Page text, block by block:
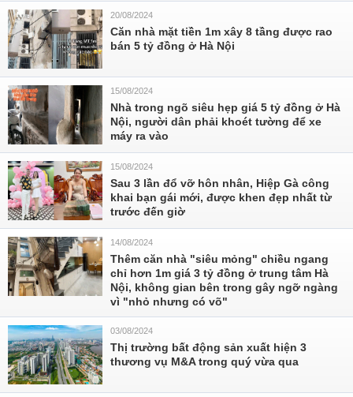
20/08/2024
Căn nhà mặt tiền 1m xây 8 tầng được rao
bán 5 tỷ đồng ở Hà Nội
15/08/2024
Nhà trong ngõ siêu hẹp giá 5 tỷ đồng ở Hà
Nội, người dân phải khoét tường để xe
máy ra vào
15/08/2024
Sau 3 lần đổ vỡ hôn nhân, Hiệp Gà công
khai bạn gái mới, được khen đẹp nhất từ
trước đến giờ
14/08/2024
Thêm căn nhà "siêu mỏng" chiều ngang
chỉ hơn 1m giá 3 tỷ đồng ở trung tâm Hà
Nội, không gian bên trong gây ngỡ ngàng
vì "nhỏ nhưng có võ"
03/08/2024
Thị trường bất động sản xuất hiện 3
thương vụ M&A trong quý vừa qua